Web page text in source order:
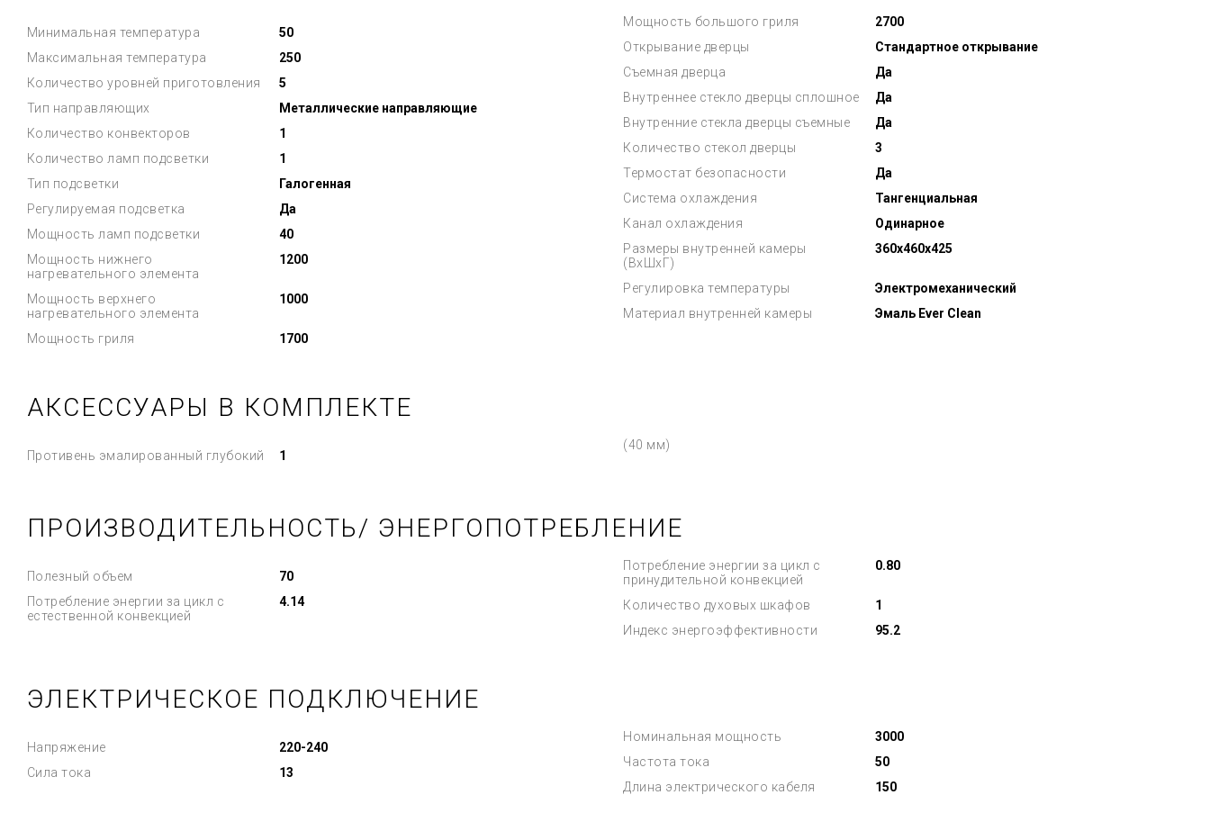
Минимальная температура
50
Максимальная температура
250
Количество уровней приготовления
5
Тип направляющих
Металлические направляющие
Количество конвекторов
1
Количество ламп подсветки
1
Тип подсветки
Галогенная
Регулируемая подсветка
Да
Мощность ламп подсветки
40
Мощность нижнего
нагревательного элемента
1200
Мощность верхнего
нагревательного элемента
1000
Мощность гриля 1700
Мощность большого гриля
2700
Открывание дверцы
Стандартное открывание
Съемная дверца
Да
Внутреннее стекло дверцы сплошное
Да
Внутренние стекла дверцы съемные
Да
Количество стекол дверцы
3
Термостат безопасности
Да
Система охлаждения
Тангенциальная
Канал охлаждения
Одинарное
Размеры внутренней камеры
(ВхШхГ)
360x460x425
Регулировка температуры
Электромеханический
Материал внутренней камеры
Эмаль Ever Clean
АКСЕССУАРЫ В КОМПЛЕКТЕ
Противень эмалированный глубокий
(40 мм)
1
ПРОИЗВОДИТЕЛЬНОСТЬ/ ЭНЕРГОПОТРЕБЛЕНИЕ
Полезный объем
70
Потребление энергии за цикл с
естественной конвекцией
4.14
Потребление энергии за цикл с
принудительной конвекцией
0.80
Количество духовых шкафов
1
Индекс энергоэффективности
95.2
ЭЛЕКТРИЧЕСКОЕ ПОДКЛЮЧЕНИЕ
Напряжение
220-240
Сила тока
13
Номинальная мощность
3000
Частота тока
50
Длина электрического кабеля
150